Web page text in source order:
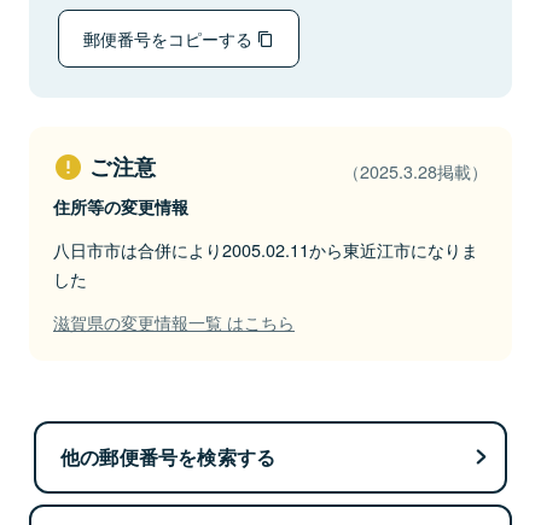
郵便番号をコピーする
ご注意 （2025.3.28掲載）
住所等の変更情報
八日市市は合併により2005.02.11から東近江市になりま
した
滋賀県の変更情報一覧 はこちら
他の郵便番号を検索する